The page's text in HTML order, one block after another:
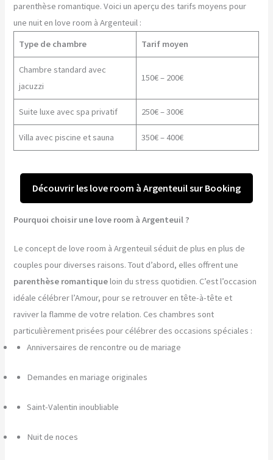
parenthèse romantique. Voici un aperçu des tarifs moyens pour
une nuit en love room à Argenteuil :
Type de chambre
Tarif moyen
Chambre standard avec
jacuzzi
150€ – 200€
Suite luxe avec spa privatif 250€ – 300€
Villa avec piscine et sauna 350€ – 400€
Découvrir les love room à Argenteuil sur Booking
Pourquoi choisir une love room à Argenteuil ?
Le concept de love room à Argenteuil séduit de plus en plus de
couples pour diverses raisons. Tout d’abord, elles offrent une
parenthèse romantiqueloin du stress quotidien. C’est l’occasion
idéale célébrer l’Amour, pour se retrouver en tête-à-tête et
raviver la flamme de votre relation. Ces chambres sont
particulièrement prisées pour célébrer des occasions spéciales :
Anniversaires de rencontre ou de mariage
Demandes en mariage originales
Saint-Valentin inoubliable
Nuit de noces